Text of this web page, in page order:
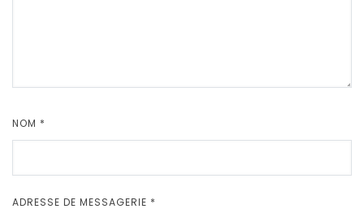
NOM *
ADRESSE DE MESSAGERIE *